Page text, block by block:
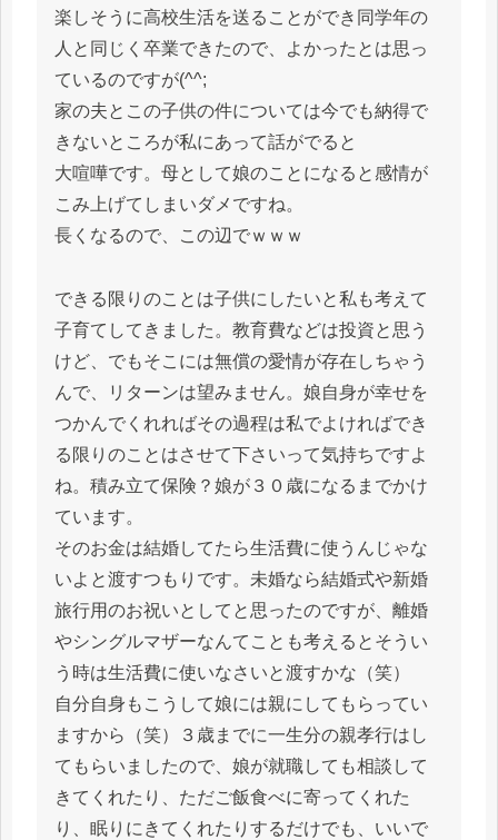
楽しそうに高校生活を送ることができ同学年の
人と同じく卒業できたので、よかったとは思っ
ているのですが(^^;
家の夫とこの子供の件については今でも納得で
きないところが私にあって話がでると
大喧嘩です。母として娘のことになると感情が
こみ上げてしまいダメですね。
長くなるので、この辺でｗｗｗ
できる限りのことは子供にしたいと私も考えて
子育てしてきました。教育費などは投資と思う
けど、でもそこには無償の愛情が存在しちゃう
んで、リターンは望みません。娘自身が幸せを
つかんでくれればその過程は私でよければでき
る限りのことはさせて下さいって気持ちですよ
ね。積み立て保険？娘が３０歳になるまでかけ
ています。
そのお金は結婚してたら生活費に使うんじゃな
いよと渡すつもりです。未婚なら結婚式や新婚
旅行用のお祝いとしてと思ったのですが、離婚
やシングルマザーなんてことも考えるとそうい
う時は生活費に使いなさいと渡すかな（笑）
自分自身もこうして娘には親にしてもらってい
ますから（笑）３歳までに一生分の親孝行はし
てもらいましたので、娘が就職しても相談して
きてくれたり、ただご飯食べに寄ってくれた
り、眠りにきてくれたりするだけでも、いいで